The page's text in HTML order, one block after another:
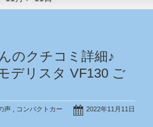
のクチコミ詳細♪
デリスタ VF130 ご
2022年11月11日
声 コンパクトカー